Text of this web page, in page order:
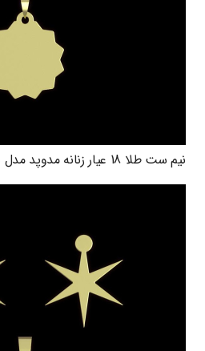
نیم ست طلا 18 عیار زنانه مدوپد مدل ستاره کد NA15587